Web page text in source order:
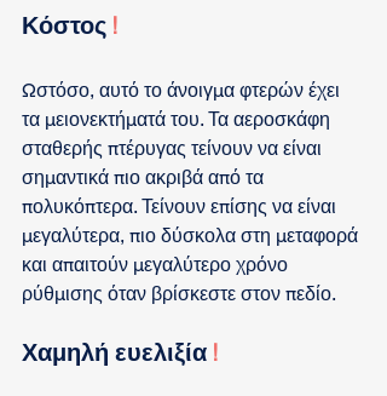
Κόστος !
Ωστόσο, αυτό το άνοιγμα φτερών έχει
τα μειονεκτήματά του. Τα αεροσκάφη
σταθερής πτέρυγας τείνουν να είναι
σημαντικά πιο ακριβά από τα
πολυκόπτερα. Τείνουν επίσης να είναι
μεγαλύτερα, πιο δύσκολα στη μεταφορά
και απαιτούν μεγαλύτερο χρόνο
ρύθμισης όταν βρίσκεστε στον πεδίο.
Χαμηλή ευελιξία !